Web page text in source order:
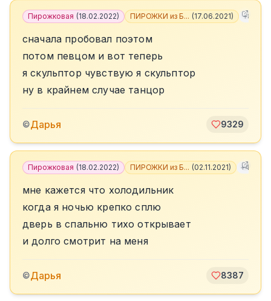
Пирожковая (18.02.2022) ПИРОЖКИ из Б... (17.06.2021) +8
сначала пробовал поэтом
потом певцом и вот теперь
я скульптор чувствую я скульптор
ну в крайнем случае танцор
©Дарья 9329
Пирожковая (18.02.2022) ПИРОЖКИ из Б... (02.11.2021) +4
мне кажется что холодильник
когда я ночью крепко сплю
дверь в спальню тихо открывает
и долго смотрит на меня
©Дарья 8387